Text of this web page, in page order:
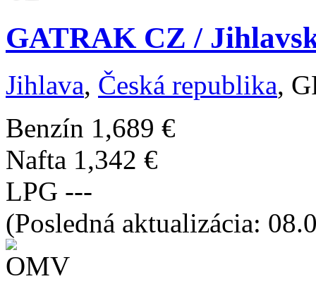
GATRAK CZ /
Jihlava, Česká republika,
Benzín 1,689 €
Nafta 1,342 €
LPG ---
(Posledná aktualizácia: